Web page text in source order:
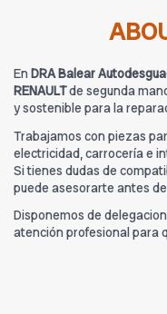
En DRA Balear
RENAULTde segunda
y sostenible para la
Trabajamos con piezas
electricidad, carrocería e
Si tienes dudas de
puede asesorarte antes
Disponemos de
atención profesional para